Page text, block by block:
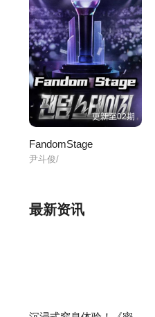
更新至02期
FandomStage
尹斗俊/
最新资讯